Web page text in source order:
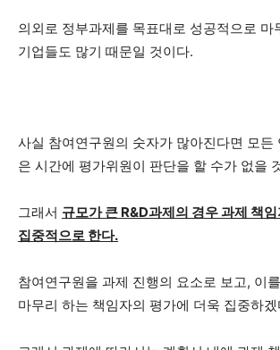
의외로 정부과제를 목표대로 성공적으로 마
기업들도 많기 때문일 것이다.
사실 참여연구원의 숫자가 많아진다면 모든
은 시간에 평가위원이 판단을 할 수가 없을
그래서 규모가 큰 R&D과제의 경우 과제 책
집중적으로 한다.
참여연구원을 과제 진행의 요소로 보고, 이
마무리 하는 책임자의 평가에 더욱 집중하